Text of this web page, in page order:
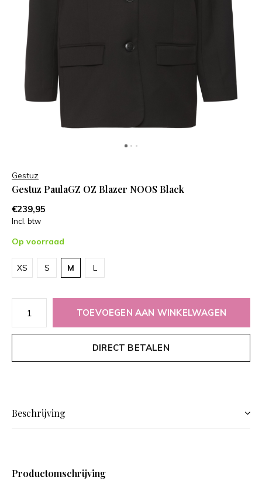
Gestuz
Gestuz PaulaGZ OZ Blazer NOOS Black
€239,95
Incl. btw
Op voorraad
XS S M L
TOEVOEGEN AAN WINKELWAGEN
DIRECT BETALEN
Beschrijving
Productomschrijving